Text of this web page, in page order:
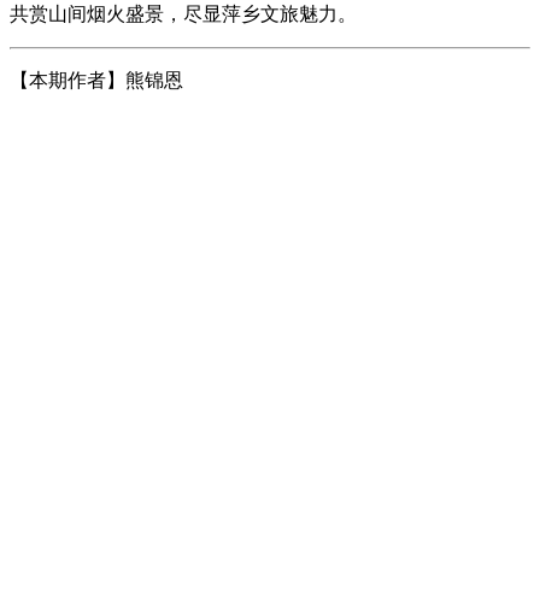
共赏山间烟火盛景，尽显萍乡文旅魅力。
【本期作者】熊锦恩